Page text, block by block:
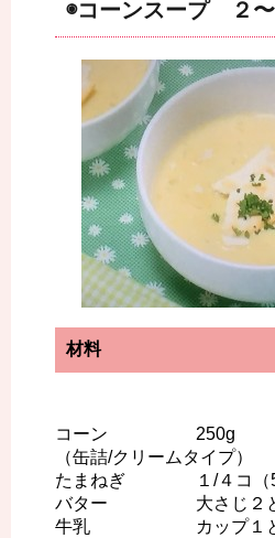
◉コーンスープ ２
材料
コーン 250g
（缶詰/クリームタイプ）
たまねぎ １/４コ（
バター 大さじ２と１
牛乳 カップ１と